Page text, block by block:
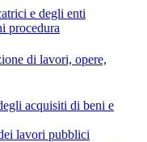
e degli enti
procedura
di lavori, opere,
acquisiti di beni e
lavori pubblici